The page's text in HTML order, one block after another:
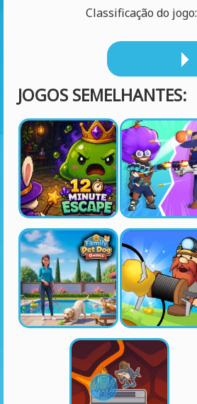
Classificação do jogo:
JOGOS SEMELHANTES: